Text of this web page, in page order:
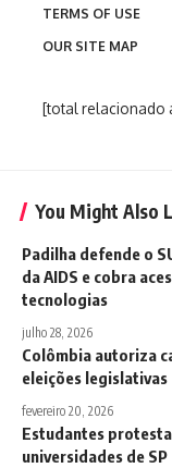
TERMS OF USE
OUR SITE MAP
[total relacionado
You Might Also
Padilha defende o
da AIDS e cobra
tecnologias
julho 28, 2026
Colômbia autoriza
eleições legislativas
fevereiro 20, 2026
Estudantes
universidades de SP